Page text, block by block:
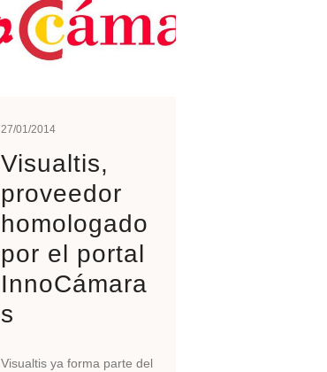
27/01/2014
Visualtis,
proveedor
homologado
por el portal
InnoCámara
s
Visualtis ya forma parte del